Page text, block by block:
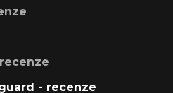
- recenze